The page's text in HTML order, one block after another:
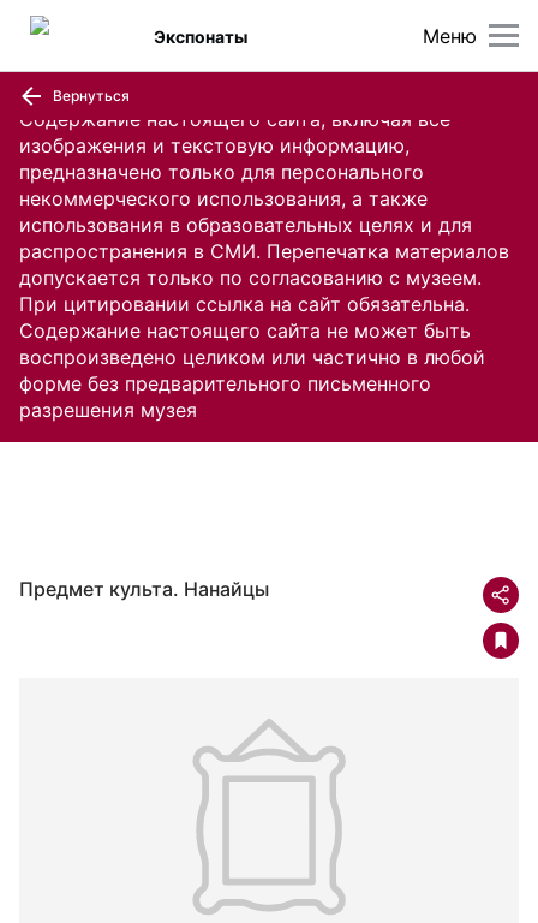
Содержание настоящего сайта, включая все
изображения и текстовую информацию,
предназначено только для персонального
некоммерческого использования, а также
использования в образовательных целях и для
распространения в СМИ. Перепечатка материалов
допускается только по согласованию с музеем.
При цитировании ссылка на сайт обязательна.
Содержание настоящего сайта не может быть
воспроизведено целиком или частично в любой
форме без предварительного письменного
разрешения музея
Меню
Экспонаты
Вернуться
Предмет культа. Нанайцы